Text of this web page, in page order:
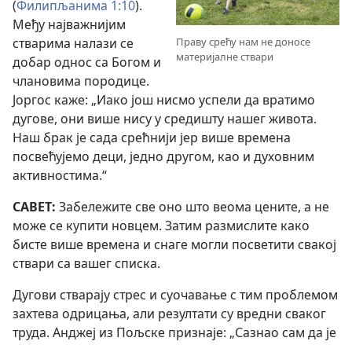
Праву срећу нам не доносе
материјалне ствари
(Филипљанима 1:10).
Међу најважнијим
стварима налази се
добар однос са Богом и
члановима породице.
Јоргос каже: „Иако још нисмо успели да вратимо
дугове, они више нису у средишту нашег живота.
Наш брак је сада срећнији јер више времена
посвећујемо деци, једно другом, као и духовним
активностима.“
САВЕТ: Забележите све оно што веома цените, а не
може се купити новцем. Затим размислите како
бисте више времена и снаге могли посветити свакој
ствари са вашег списка.
Дугови стварају стрес и суочавање с тим проблемом
захтева одрицања, али резултати су вредни сваког
труда. Анджеј из Пољске признаје: „Сазнао сам да је